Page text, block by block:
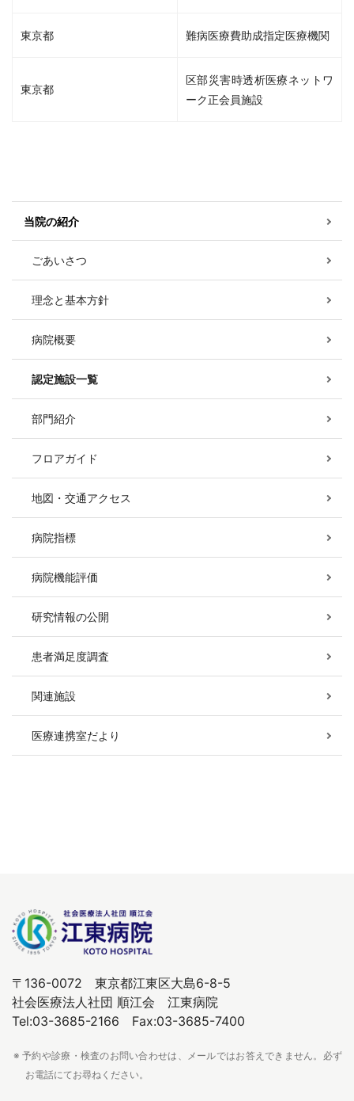
東京都 難病医療費助成指定医療機関
東京都
区部災害時透析医療ネットワ
ーク正会員施設
当院の紹介
ごあいさつ
理念と基本方針
病院概要
認定施設一覧
部門紹介
フロアガイド
地図・交通アクセス
病院指標
病院機能評価
研究情報の公開
患者満足度調査
関連施設
医療連携室だより
〒136-0072 東京都江東区大島6-8-5
社会医療法人社団 順江会 江東病院
Tel:03-3685-2166 Fax:03-3685-7400
※ 予約や診療・検査のお問い合わせは、メールではお答えできません。必ず
お電話にてお尋ねください。